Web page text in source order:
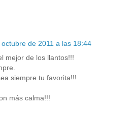
octubre de 2011 a las 18:44
mejor de los llantos!!!
siempre tu favorita!!!
más calma!!!